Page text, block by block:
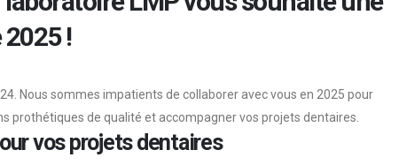
!
Nous sommes impatients de collaborer avec vous en 2025 pour
prothétiques de qualité et accompagner vos projets dentaires.
vos projets dentaires